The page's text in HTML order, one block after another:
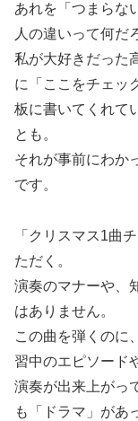
あれを「つまらな
人の違いって何だ
私が大好きだった
に「ここをチェッ
板に書いてくれて
とも。
それが事前にわか
です。
「クリスマス1曲
ただく。
演奏のマナーや、
はありません。
この曲を弾くのに
習中のエピソード
演奏が出来上がっ
も「ドラマ」があ